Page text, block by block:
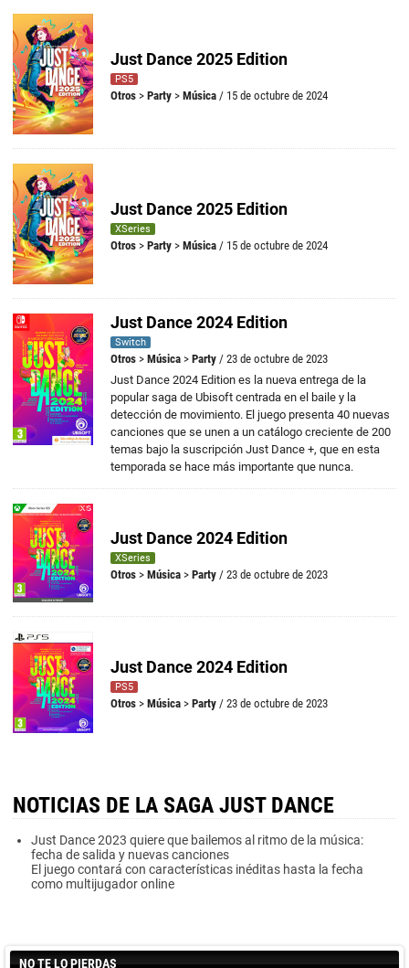
Just Dance 2025 Edition
PS5
Otros > Party > Música / 15 de octubre de 2024
Just Dance 2025 Edition
XSeries
Otros > Party > Música / 15 de octubre de 2024
Just Dance 2024 Edition
Switch
Otros > Música > Party / 23 de octubre de 2023
Just Dance 2024 Edition es la nueva entrega de la
popular saga de Ubisoft centrada en el baile y la
detección de movimiento. El juego presenta 40 nuevas
canciones que se unen a un catálogo creciente de 200
temas bajo la suscripción Just Dance +, que en esta
temporada se hace más importante que nunca.
Just Dance 2024 Edition
XSeries
Otros > Música > Party / 23 de octubre de 2023
Just Dance 2024 Edition
PS5
Otros > Música > Party / 23 de octubre de 2023
NOTICIAS DE LA SAGA JUST DANCE
Just Dance 2023 quiere que bailemos al ritmo de la música:
fecha de salida y nuevas canciones
El juego contará con características inéditas hasta la fecha
como multijugador online
NO TE LO PIERDAS